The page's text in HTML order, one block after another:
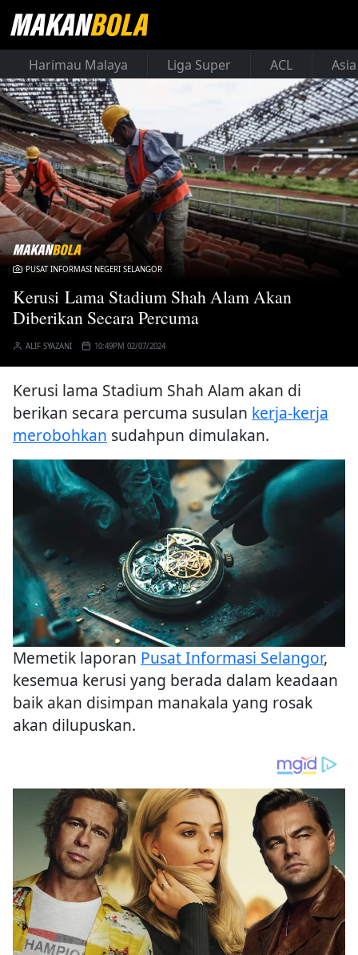
Harimau Malaya Liga Super ACL
PUSAT INFORMASI NEGERI SELANGOR
Kerusi Lama Stadium Shah Alam Akan
Diberikan Secara Percuma
ALIF SYAZANI 10:49PM 02/07/2024
Kerusi lama Stadium Shah Alam akan di
berikan secara percuma susulan kerja-kerja
merobohkan sudahpun dimulakan.
Memetik laporan Pusat Informasi Selangor,
kesemua kerusi yang berada dalam keadaan
baik akan disimpan manakala yang rosak
akan dilupuskan.